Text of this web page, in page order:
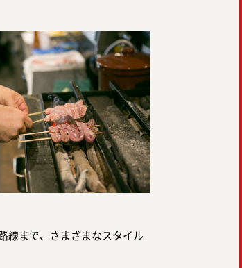
線まで、さまざまなスタイル